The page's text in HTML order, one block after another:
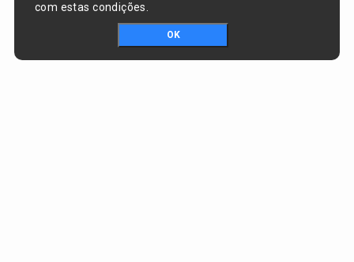
com estas condições.
OK